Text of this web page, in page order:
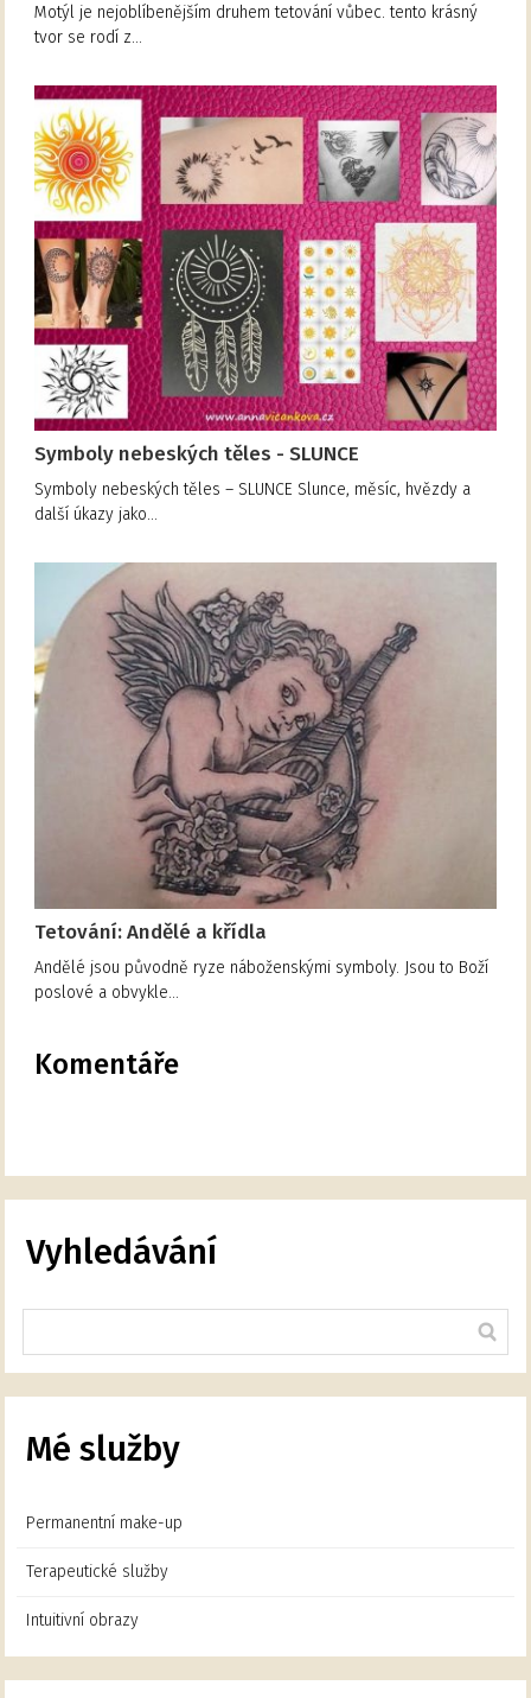
Motýl je nejoblíbenějším druhem tetování vůbec. tento krásný
tvor se rodí z…
Symboly nebeských těles - SLUNCE
Symboly nebeských těles – SLUNCE Slunce, měsíc, hvězdy a
další úkazy jako…
Tetování: Andělé a křídla
Andělé jsou původně ryze náboženskými symboly. Jsou to Boží
poslové a obvykle…
Komentáře
Vyhledávání
Mé služby
Permanentní make-up
Terapeutické služby
Intuitivní obrazy